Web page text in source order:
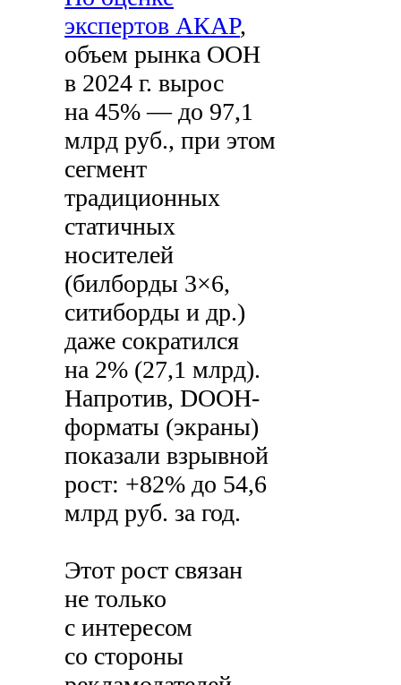
экспертов АКАР,
объем рынка OOH
в 2024 г. вырос
на 45% — до 97,1
млрд руб., при этом
сегмент
традиционных
статичных
носителей
(билборды 3×6,
ситиборды и др.)
даже сократился
на 2% (27,1 млрд).
Напротив, DOOH-
форматы (экраны)
показали взрывной
рост: +82% до 54,6
млрд руб. за год.
Этот рост связан
не только
с интересом
со стороны